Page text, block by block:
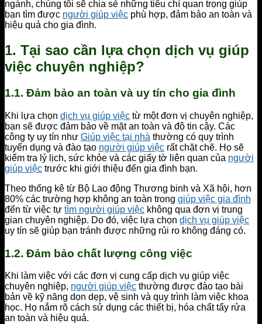
ngành, chúng tôi sẽ chia sẻ những tiêu chí quan trọng giúp
bạn tìm được người giúp việc phù hợp, đảm bảo an toàn và
hiệu quả cho gia đình.
1. Tại sao cần lựa chọn dịch vụ giúp
việc chuyên nghiệp?
1.1. Đảm bảo an toàn và uy tín cho gia đình
Khi lựa chọn dịch vụ giúp việc từ một đơn vị chuyên nghiệp,
bạn sẽ được đảm bảo về mặt an toàn và độ tin cậy. Các
công ty uy tín như Giúp việc tại nhà thường có quy trình
tuyển dụng và đào tạo người giúp việc rất chặt chẽ. Họ sẽ
kiểm tra lý lịch, sức khỏe và các giấy tờ liên quan của người
giúp việc trước khi giới thiệu đến gia đình bạn.
Theo thống kê từ Bộ Lao động Thương binh và Xã hội, hơn
80% các trường hợp không an toàn trong giúp việc gia đình
đến từ việc tự tìm người giúp việc không qua đơn vị trung
gian chuyên nghiệp. Do đó, việc lựa chọn dịch vụ giúp việc
uy tín sẽ giúp bạn tránh được những rủi ro không đáng có.
1.2. Đảm bảo chất lượng công việc
Khi làm việc với các đơn vị cung cấp dịch vụ giúp việc
chuyên nghiệp, người giúp việc thường được đào tạo bài
bản về kỹ năng dọn dẹp, vệ sinh và quy trình làm việc khoa
học. Họ nắm rõ cách sử dụng các thiết bị, hóa chất tẩy rửa
an toàn và hiệu quả.